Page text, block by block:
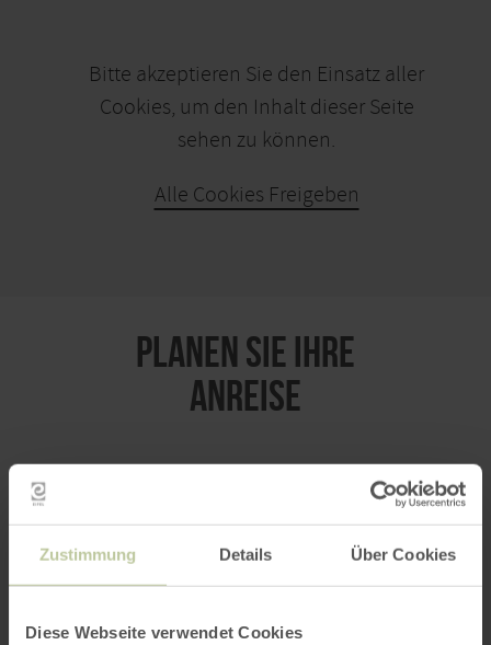
Zustimmung Details Über Cookies
Diese Webseite verwendet Cookies
Bitte akzeptieren Sie den Einsatz aller
Cookies, um den Inhalt dieser Seite
sehen zu können.
Alle Cookies Freigeben
PLANEN SIE IHRE
ANREISE
per Google Maps
Anfahrt von: